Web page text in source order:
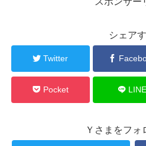
シェア
Twitter
Pocket LINE
Ｙさまをフォ